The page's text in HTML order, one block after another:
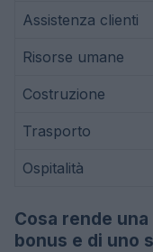
Assistenza clienti
Risorse umane
Costruzione
Trasporto
Ospitalità
Cosa rende
bonus e di uno